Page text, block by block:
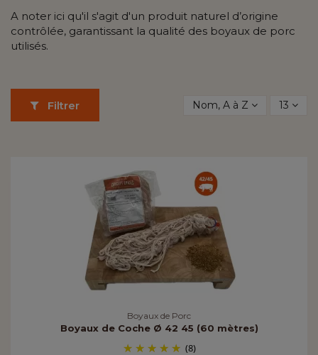
A noter ici qu'il s'agit d'un produit naturel d’origine
contrôlée, garantissant la qualité des boyaux de porc
utilisés.
Filtrer Nom, A à Z 13
Boyaux de Porc
Boyaux de Coche Ø 42 45 (60 mètres)
(8)